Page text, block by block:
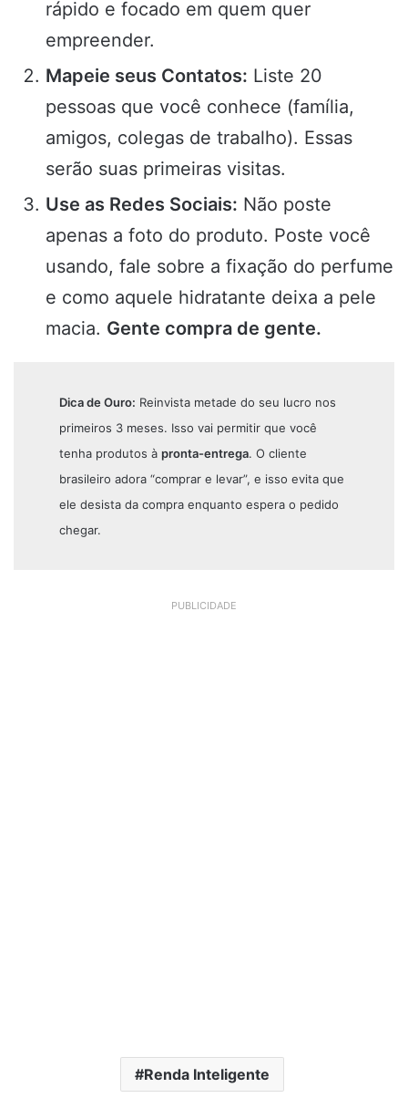
rápido e focado em quem quer
empreender.
Mapeie seus Contatos: Liste 20
pessoas que você conhece (família,
amigos, colegas de trabalho). Essas
serão suas primeiras visitas.
Use as Redes Sociais: Não poste
apenas a foto do produto. Poste você
usando, fale sobre a fixação do perfume
e como aquele hidratante deixa a pele
macia. Gente compra de gente.
Dica de Ouro: Reinvista metade do seu lucro nos
primeiros 3 meses. Isso vai permitir que você
tenha produtos à pronta-entrega. O cliente
brasileiro adora “comprar e levar”, e isso evita que
ele desista da compra enquanto espera o pedido
chegar.
PUBLICIDADE
Renda Inteligente